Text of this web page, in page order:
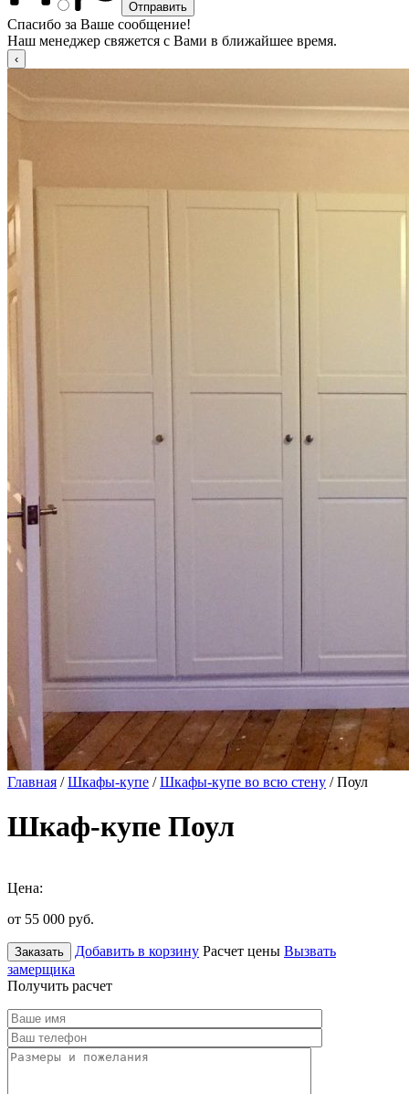
Спасибо за Ваше сообщение!
Наш менеджер свяжется с Вами в ближайшее время.
Главная /Шкафы-купе /Шкафы-купе во всю стену / Поул
Шкаф-купе Поул
Цена:
от 55 000 руб.
Заказать Добавить в корзину Расчет цены Вызвать
замерщика
Получить расчет